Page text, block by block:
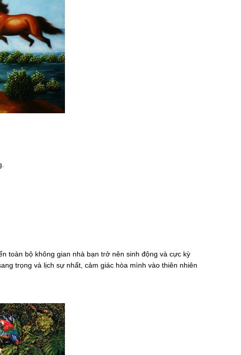
toàn bộ không gian nhà bạn trở nên sinh động và cực kỳ
trọng và lịch sự nhất, cảm giác hòa mình vào thiên nhiên